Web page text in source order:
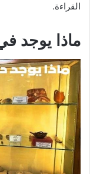
القراءة.
ماذا يوجد